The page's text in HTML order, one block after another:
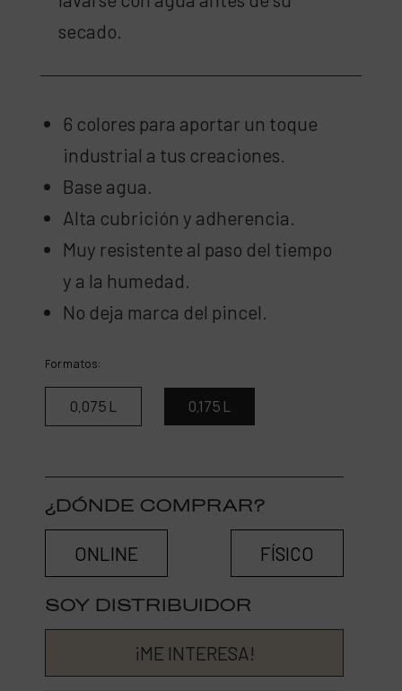
secado.
6 colores para aportar un toque
industrial a tus creaciones.
Base agua.
Alta cubrición y adherencia.
Muy resistente al paso del tiempo
y a la humedad.
No deja marca del pincel.
Formatos:
0,075 L 0,175 L
¿DÓNDE COMPRAR?
ONLINE FÍSICO
SOY DISTRIBUIDOR
¡ME INTERESA!